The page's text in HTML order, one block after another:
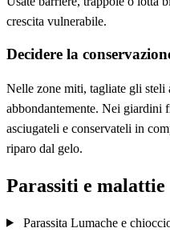
crescita vulnerabile.
Decidere la
Nelle zone miti, tagliate gli steli
abbondantemente. Nei giardini
asciugateli e conservateli in
riparo dal gelo.
Parassiti e malattie
Parassita Lumache e